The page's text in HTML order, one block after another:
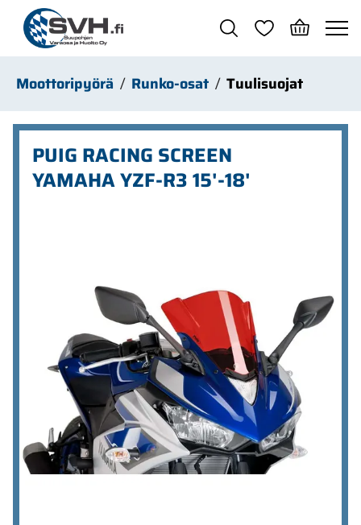
Siirry pääsisältöön
Moottoripyörä Runko-osat Tuulisuojat
PUIG RACING SCREEN
YAMAHA YZF-R3 15'-18'